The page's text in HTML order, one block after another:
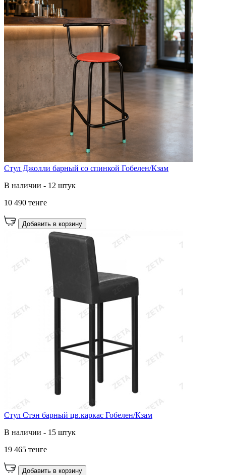
Стул Джолли барный со спинкой Гобелен/Кзам
В наличии - 12 штук
10 490 тенге
Добавить в корзину
Стул Стэн барный цв.каркас Гобелен/Кзам
В наличии - 15 штук
19 465 тенге
Добавить в корзину